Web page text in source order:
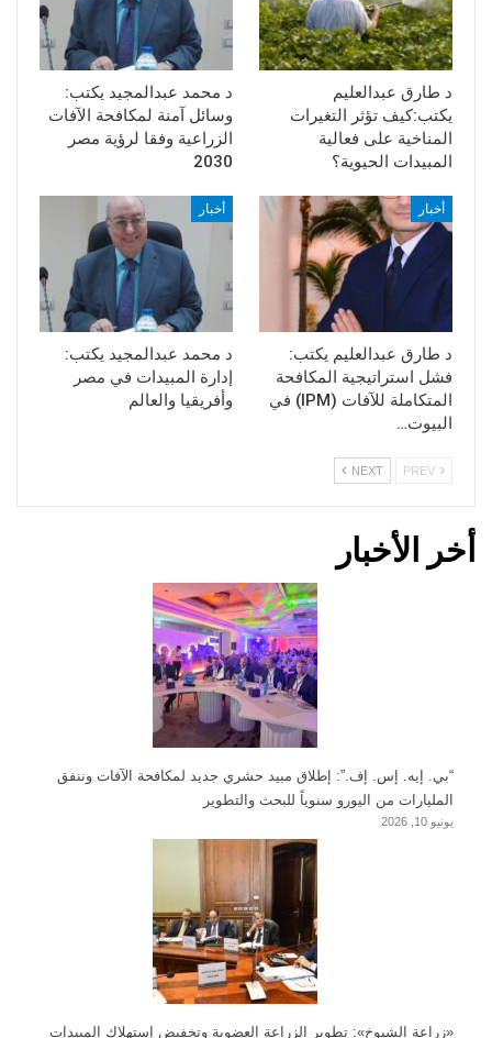
د طارق عبدالعليم
يكتب:كيف تؤثر التغيرات
المناخية على فعالية
المبيدات الحيوية؟
د محمد عبدالمجيد يكتب:
وسائل آمنة لمكافحة الآفات
الزراعية وفقا لرؤية مصر
2030
أخبار
د طارق عبدالعليم يكتب:
فشل استراتيجية المكافحة
المتكاملة للآفات (IPM) في
البيوت…
أخبار
د محمد عبدالمجيد يكتب:
إدارة المبيدات في مصر
وأفريقيا والعالم
NEXT
أخر الأخبار
“بي. إيه. إس. إف.”: إطلاق مبيد حشري جديد لمكافحة الآفات وننفق
المليارات من اليورو سنوياً للبحث والتطوير
يونيو 10, 2026
«زراعة الشيوخ»: تطوير الزراعة العضوية وتخفيض إستهلاك المبيدات